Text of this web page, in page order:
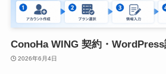
ConoHa WING 契約・
2026年6月4日